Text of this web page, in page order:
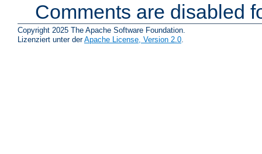
Comments are disabled
Copyright 2025 The Apache Software Foundation.
Lizenziert unter derApache License, Version 2.0